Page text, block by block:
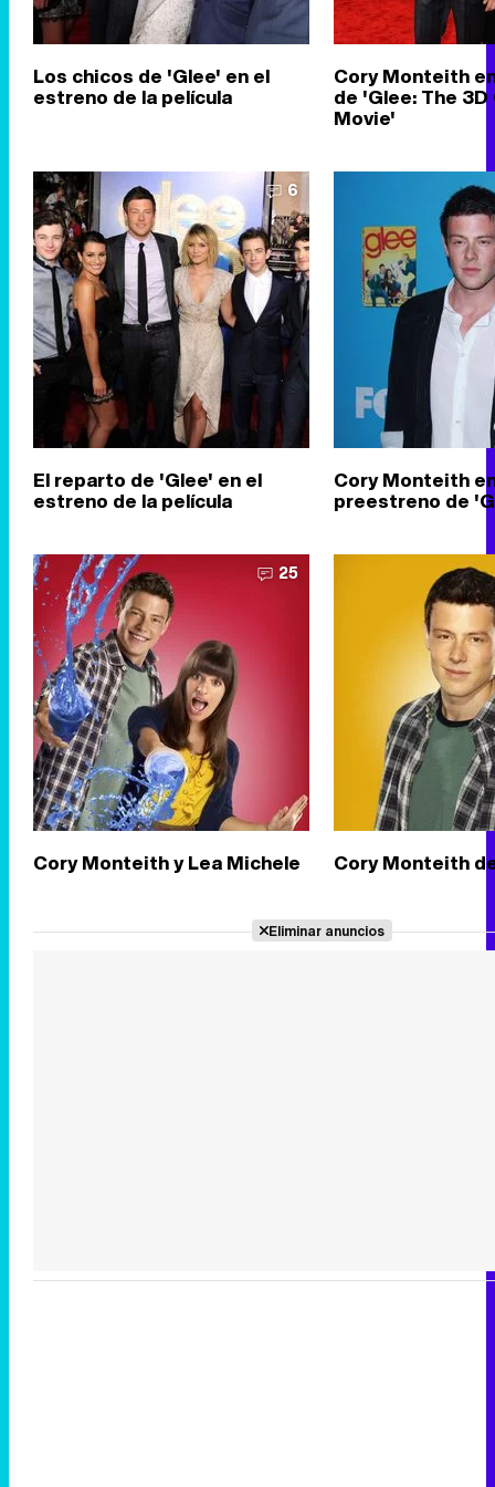
Los chicos de 'Glee' en el
estreno de la película
Cory Monteith
de 'Glee: The
Movie'
6
El reparto de 'Glee' en el
estreno de la película
Cory Monteith
preestreno de
25
Cory Monteith y Lea Michele Cory Monteith
Eliminar anuncios